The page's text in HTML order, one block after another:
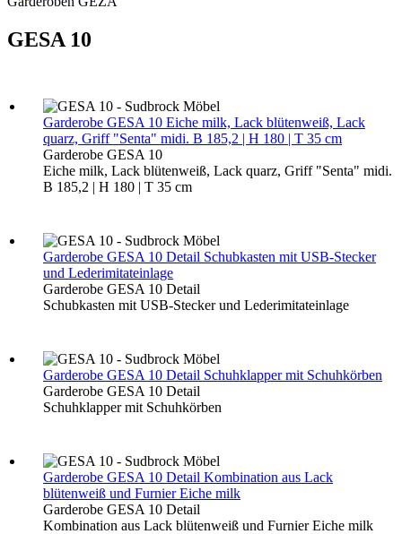
GESA 10
Garderobe GESA 10 Eiche milk, Lack blütenweiß, Lack
quarz, Griff "Senta" midi. B 185,2 | H 180 | T 35 cm
Garderobe GESA 10
Eiche milk, Lack blütenweiß, Lack quarz, Griff "Senta" midi.
B 185,2 | H 180 | T 35 cm
Garderobe GESA 10 Detail Schubkasten mit USB-Stecker
und Lederimitateinlage
Garderobe GESA 10 Detail
Schubkasten mit USB-Stecker und Lederimitateinlage
Garderobe GESA 10 Detail Schuhklapper mit Schuhkörben
Garderobe GESA 10 Detail
Schuhklapper mit Schuhkörben
Garderobe GESA 10 Detail Kombination aus Lack
blütenweiß und Furnier Eiche milk
Garderobe GESA 10 Detail
Kombination aus Lack blütenweiß und Furnier Eiche milk